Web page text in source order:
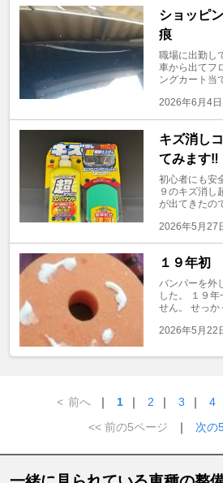
ショッピ
痕
職場に出勤し
車から出てフ
ングカート当
2026年6月4日
キズ消し
てみます‼️
初心者にも安
９のキズ消し
が出てきたの
2026年5月27
１９年初
バンパーを外
した。 １９
せん。 せっか
2026年5月22
< 前へ ｜ 1 ｜ 2 ｜ 3 ｜ 4
<< 前の5ページ
｜ 次の